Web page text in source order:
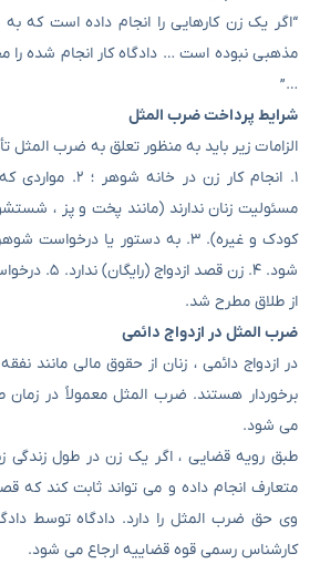
“اگر یک زن کارهایی را انجام داده است
مذهبی نبوده است … دادگاه کار انجام شده
…”
شرایط پرداخت ضرب المثل
الزامات زیر باید به منظور تعلق به ضرب المثل
۱. انجام کار زن در
مسئولیت زنان ندارند (مانند پخت و پز ،
کودک و غیره). ۳. به دستور یا
شود. ۴. زن قصد
از طلاق مطرح شد.
ضرب المثل در ازدواج دائمی
در ازدواج دائمی ، زنان از حقوق مالی مانند
برخوردار هستند. ضرب المثل معمولاً در
می شود.
طبق رویه قضایی ، اگر یک زن در طول زندگی
متعارف انجام داده و می تواند ثابت کند که قصد
وی حق ضرب المثل را دارد. دادگاه توسط
کارشناس رسمی قوه قضاییه ارجاع می شود.